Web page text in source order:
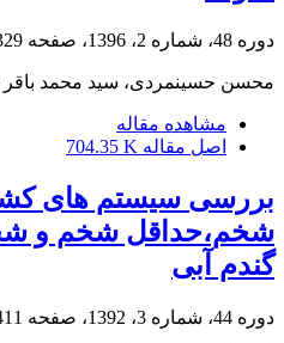
دوره 48، شماره 2، 1396، صفحه 338
محسن حسینمردی، سید محمد
مشاهده مقاله
اصل مقاله 704.35 K
بررسی سیستم های
شخم،حداقل شخم و
گندم آبی
دوره 44، شماره 3، 1392، صفحه 418